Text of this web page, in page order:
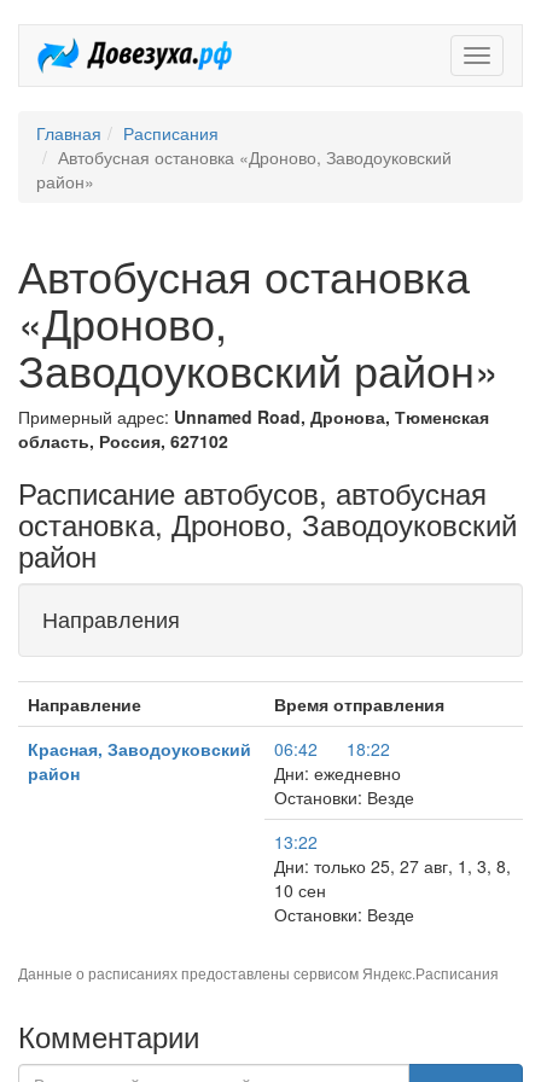
Главная
Расписания
Автобусная остановка «Дроново, Заводоуковский
район»
Автобусная остановка
«Дроново,
Заводоуковский район»
Примерный адрес: Unnamed Road, Дронова, Тюменская
область, Россия, 627102
Расписание автобусов, автобусная
остановка, Дроново, Заводоуковский
район
Направления
Направление
Время отправления
Красная, Заводоуковский
район
06:42
18:22
Дни: ежедневно
Остановки: Везде
13:22
Дни: только 25, 27 авг, 1, 3, 8,
10 сен
Остановки: Везде
Данные о расписаниях предоставлены сервисом Яндекс.Расписания
Комментарии